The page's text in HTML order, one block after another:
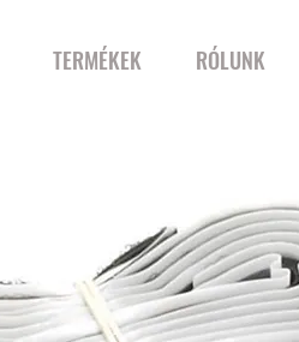
TERMÉKEK RÓLUNK